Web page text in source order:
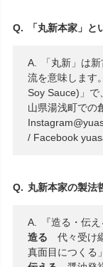
「丸新本家」
「丸新」は
流を意味します
Soy Sauce)」で
山県湯浅町での
/ Facebook
丸新本家の製法
『造る・伝
造る 代々受け
真面目につくる